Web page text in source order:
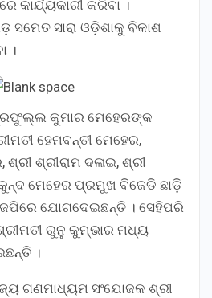
କାର୍ଯ୍ୟକାରୀ କରିବା ।
ସମେତ ସାରା ଓଡ଼ିଶାକୁ ବିକାଶ
।
କୁମାର ମେହେରଙ୍କ
ହେମବନ୍ତୀ ମେହେର,
ଶ୍ରୀ ଶ୍ରୀରାମ ଦଳାଇ, ଶ୍ରୀ
ମେହେର ପ୍ରମୁଖ ବିଜେଡି ଛାଡ଼ି
ଯୋଗଦେଇଛନ୍ତି । ସେହିପରି
ରୁନୁ କୁମ୍ଭାର ମଧ୍ୟ
।
ଗଣମାଧ୍ୟମ ସଂଯୋଜକ ଶ୍ରୀ